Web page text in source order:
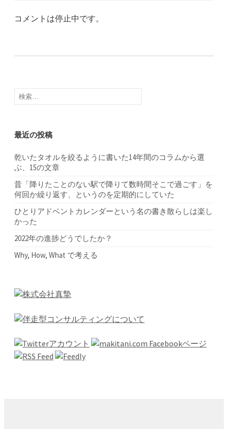
コメントは停止中です。
検
索:
最近の投稿
乾いたタオルを絞るように書いた14年間のコラムから選
ぶ、15の文章
昔「降りたことのない駅で降りて数時間そこで過ごす」を
何回か繰り返す、というのを定期的にしていた
ひとりアドベントカレンダーという名の書き散らしは楽し
かった
2022年の進捗どうでしたか？
Why, How, What で考える